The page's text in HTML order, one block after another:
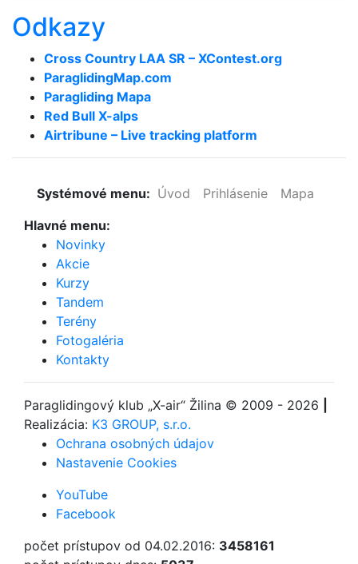
Odkazy
Cross Country LAA SR – XContest.org
ParaglidingMap­.com
Paragliding Mapa
Red Bull X-alps
Airtribune – Live tracking platform
Systémové menu: Úvod Prihlásenie
Mapa
Hlavné menu:
Novinky
Akcie
Kurzy
Tandem
Terény
Fotogaléria
Kontakty
Paraglidingový klub „X-air“ Žilina © 2009 - 2026
Realizácia: K3 GROUP, s.r.o.
Ochrana osobných údajov
Nastavenie Cookies
YouTube
Facebook
počet prístupov od 04.02.2016: 3458161